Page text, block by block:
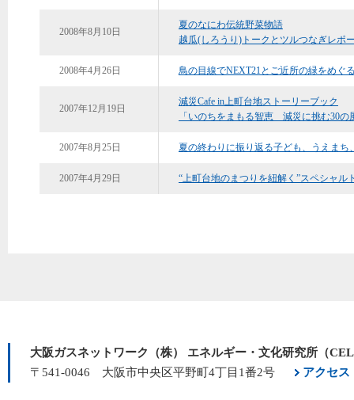
2008年8月10日
夏のなにわ伝統野菜物語
越瓜(しろうり)トークとツルつなぎレポ
2008年4月26日 鳥の目線でNEXT21とご近所の緑をめぐ
2007年12月19日
減災Cafe in上町台地ストーリーブック
「いのちをまもる智恵 減災に挑む30の
2007年8月25日 夏の終わりに振り返る子ども、うえまち
2007年4月29日 “上町台地のまつりを紐解く”スペシャル
大阪ガスネットワーク（株） エネルギー・文化研究所（
〒541-0046 大阪市中央区平野町4丁目1番2号
アクセス